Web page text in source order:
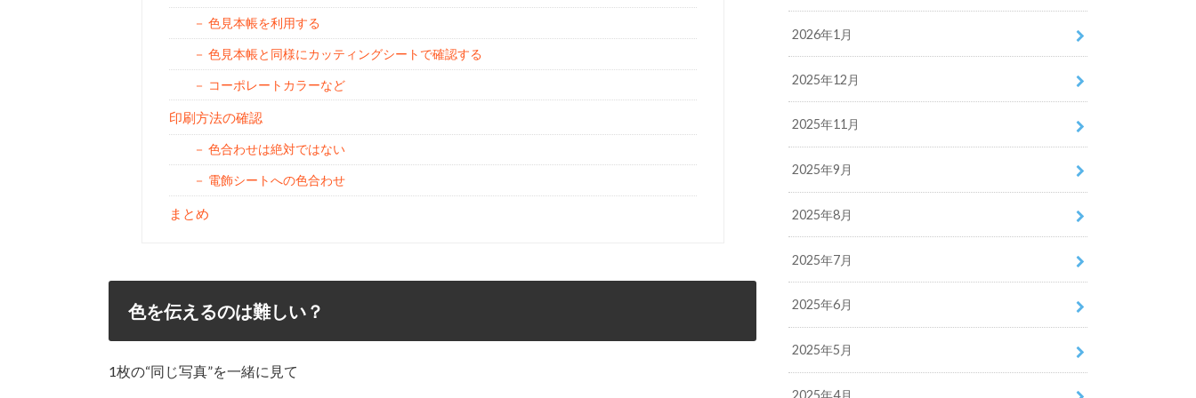
色見本帳を利用する
色見本帳と同様にカッティングシートで確認する
コーポレートカラーなど
印刷方法の確認
色合わせは絶対ではない
電飾シートへの色合わせ
まとめ
色を伝えるのは難しい？
1枚の“同じ写真”を一緒に見て
2026年1月
2025年12月
2025年11月
2025年9月
2025年8月
2025年7月
2025年6月
2025年5月
2025年4月